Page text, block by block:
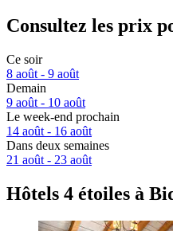
Consultez les prix
Ce soir
8 août - 9 août
Demain
9 août - 10 août
Le week-end prochain
14 août - 16 août
Dans deux semaines
21 août - 23 août
Hôtels 4 étoiles à